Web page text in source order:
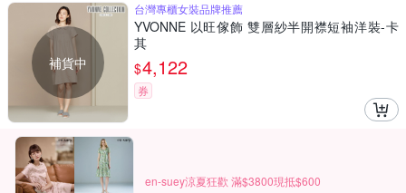
補貨中
台灣專櫃女裝品牌推薦
YVONNE 以旺傢飾 雙層紗半開襟短袖洋裝-卡
其
$4,122
券
en-suey涼夏狂歡 滿$3800現抵$600